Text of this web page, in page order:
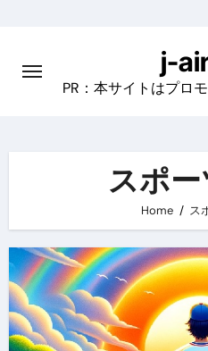
content
j-
PR：本サイトはプロ
スポ
Home ス